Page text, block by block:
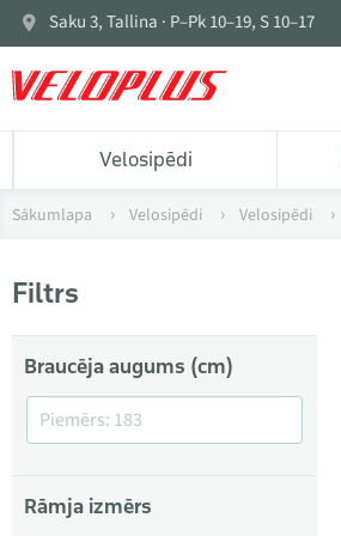
Saku 3, Tallina · P–Pk 10–19, S 10–17
Velosipēdi
Sākumlapa Velosipēdi Velosipēdi
Filtrs
Braucēja augums (cm)
Rāmja izmērs